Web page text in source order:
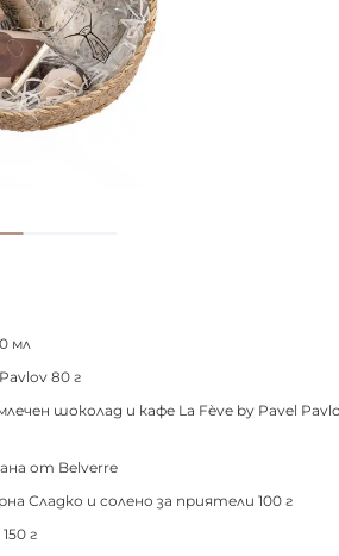
мл
80 г
шоколад и кафе La Fève by Pavel
от Belverre
Сладко и солено за приятели 100 г
г